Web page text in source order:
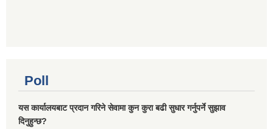
Poll
यस कार्यालयबाट प्रदान गरिने सेवामा कुन कुरा बढी सुधार गर्नुपर्ने सुझाव
दिनुहुन्छ?